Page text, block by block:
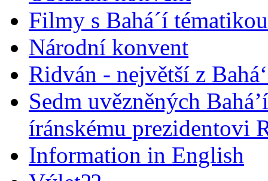
Filmy s Bahá´í
Národní konvent
Ridván - největší z
Sedm uvězněných
íránskému prezidentovi
Information in English